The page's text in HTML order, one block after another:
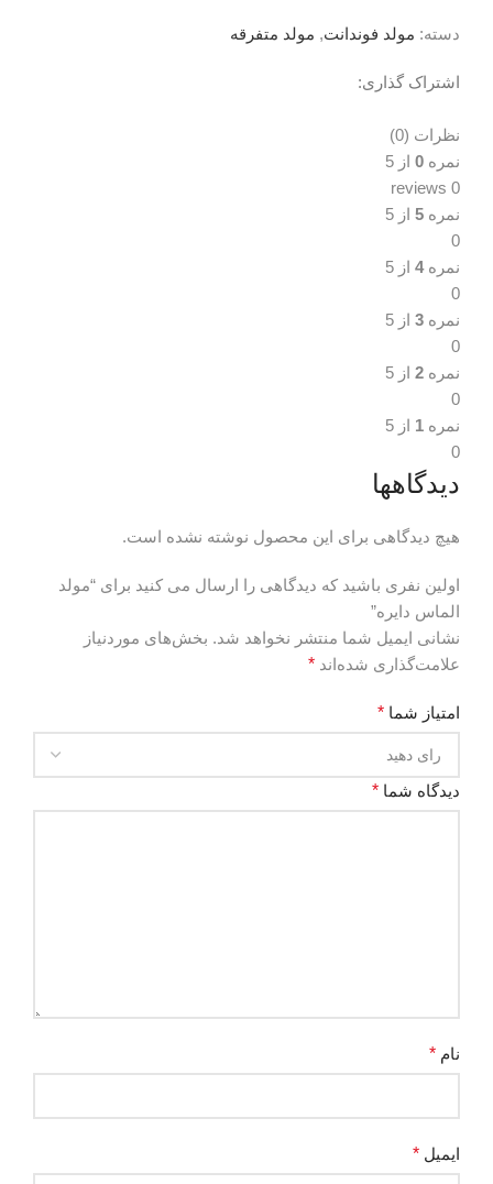
دسته: مولد فوندانت, مولد متفرقه
اشتراک گذاری:
نظرات (0)
نمره 0 از 5
0 reviews
نمره 5 از 5
0
نمره4 از 5
0
نمره 3 از 5
0
نمره 2 از 5
0
نمره 1 از 5
0
دیدگاهها
هیچ دیدگاهی برای این محصول نوشته نشده است.
اولین نفری باشید که دیدگاهی را ارسال می کنید برای “مولد
الماس دایره”
نشانی ایمیل شما منتشر نخواهد شد. بخش‌های موردنیاز
علامت‌گذاری شده‌اند *
امتیاز شما *
دیدگاه شما *
نام *
ایمیل *